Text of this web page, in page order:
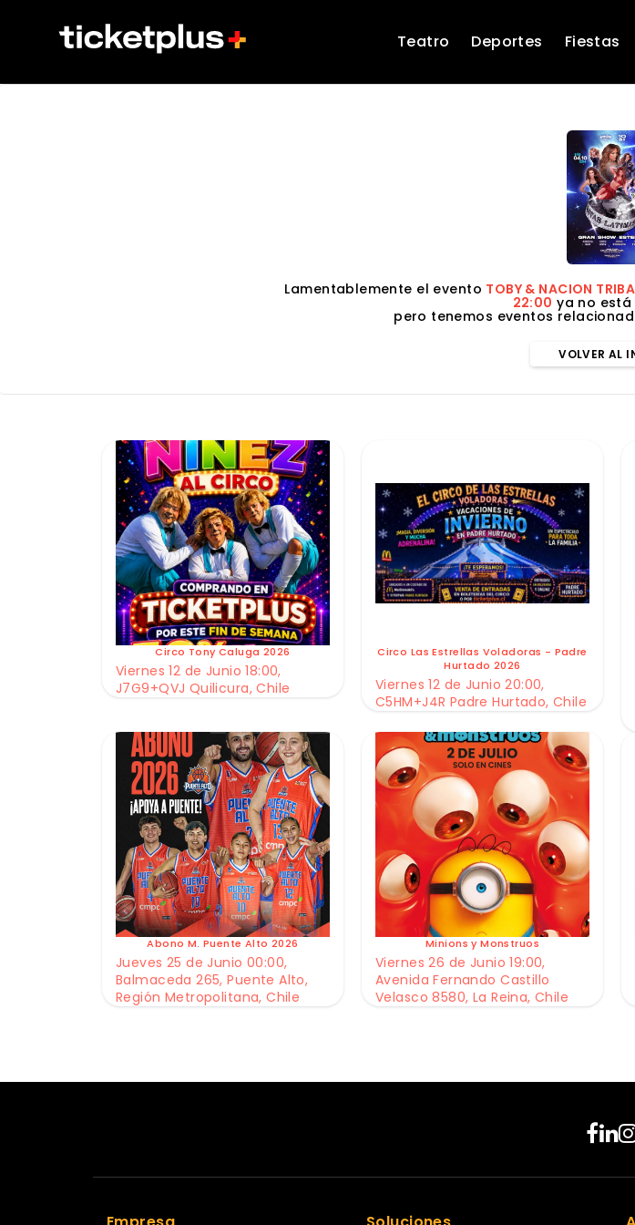
Teatro Deportes Fiestas
Lamentablemente el evento TOBY & NACION
22:00 ya no
pero tenemos eventos
VOLVER AL
Circo Tony Caluga 2026
Viernes 12 de Junio 18:00,
J7G9+QVJ Quilicura, Chile
Circo Las Estrellas Voladoras - Padre
Hurtado 2026
Viernes 12 de Junio 20:00,
C5HM+J4R Padre Hurtado, Chile
Abono M. Puente Alto 2026
Jueves 25 de Junio 00:00,
Balmaceda 265, Puente Alto,
Región Metropolitana, Chile
Minions y Monstruos
Viernes 26 de Junio 19:00,
Avenida Fernando Castillo
Velasco 8580, La Reina, Chile